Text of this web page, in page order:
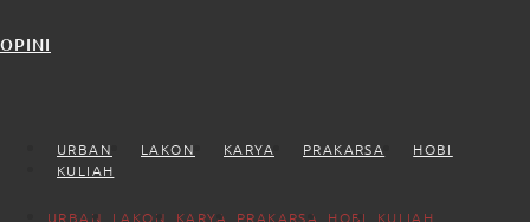
OPINI
URBAN LAKON KARYA PRAKARSA
HOBI
KULIAH
URBAN LAKON KARYA PRAKARSA HOBI KULIAH